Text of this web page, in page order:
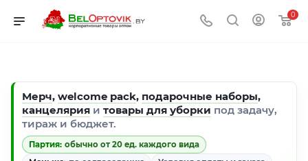
0
Мерч, welcome pack, подарочные наборы,
канцелярия и товары для уборки под задачу,
тираж и бюджет.
Партия: обычно от 20 ед. каждого вида